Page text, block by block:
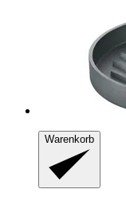
Warenkorb